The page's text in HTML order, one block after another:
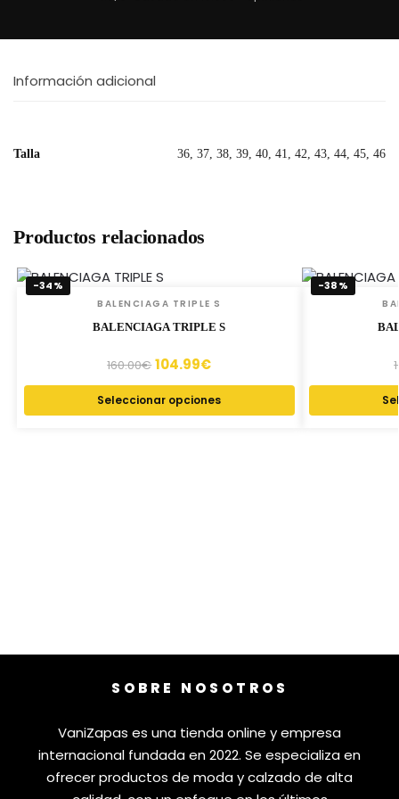
Información adicional
Talla 36, 37, 38, 39, 40, 41, 42, 43, 44, 45, 46
Productos relacionados
-34%
BALENCIAGA TRIPLE S
BALENCIAGA TRIPLE S
160.00€ 104.99€
Seleccionar opciones
-38%
SOBRE NOSOTROS
VaniZapas es una tienda online y empresa
internacional fundada en 2022. Se especializa en
ofrecer productos de moda y calzado de alta